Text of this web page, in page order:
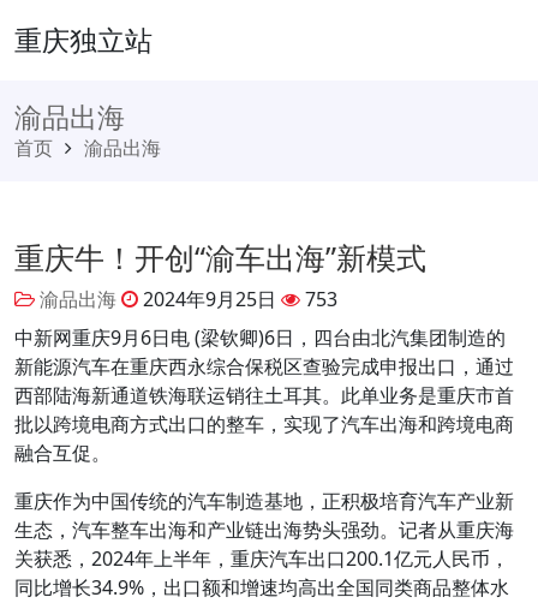
重庆独立站
渝品出海
首页 渝品出海
重庆牛！开创“渝车出海”新模式
渝品出海 2024年9月25日
753
中新网重庆9月6日电 (梁钦卿)6日，四台由北汽集团制造的
新能源汽车在重庆西永综合保税区查验完成申报出口，通过
西部陆海新通道铁海联运销往土耳其。此单业务是重庆市首
批以跨境电商方式出口的整车，实现了汽车出海和跨境电商
融合互促。
重庆作为中国传统的汽车制造基地，正积极培育汽车产业新
生态，汽车整车出海和产业链出海势头强劲。记者从重庆海
关获悉，2024年上半年，重庆汽车出口200.1亿元人民币，
同比增长34.9%，出口额和增速均高出全国同类商品整体水